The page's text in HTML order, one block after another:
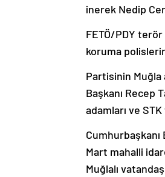
inerek Nedip
FETÖ/PDY
koruma
Partisinin Muğla
Başkanı Recep
adamları ve
Mart mahalli
Muğlalı